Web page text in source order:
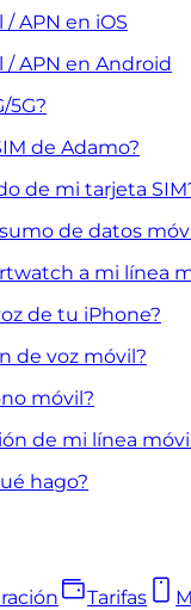
APN en iOS
APN en Android
5G?
de Adamo?
de mi tarjeta
de datos
a mi línea
de tu iPhone?
de voz móvil?
móvil?
de mi línea
hago?
Tarifas